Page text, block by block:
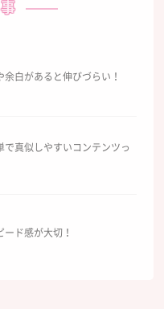
余白があると伸びづらい！
で真似しやすいコンテンツっ
ード感が大切！